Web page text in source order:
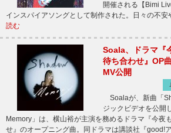
開催される【Bimi
インスパイアソングとして制作された。日々の不
読む
Soala、ドラマ『
待ち合わせ』OP
MV公開
Soalaが、新曲「
ジックビデオを公
Memory」は、横山裕が主演を務めるドラマ『今夜
せ』のオープニング曲。同ドラマは講談社『good!